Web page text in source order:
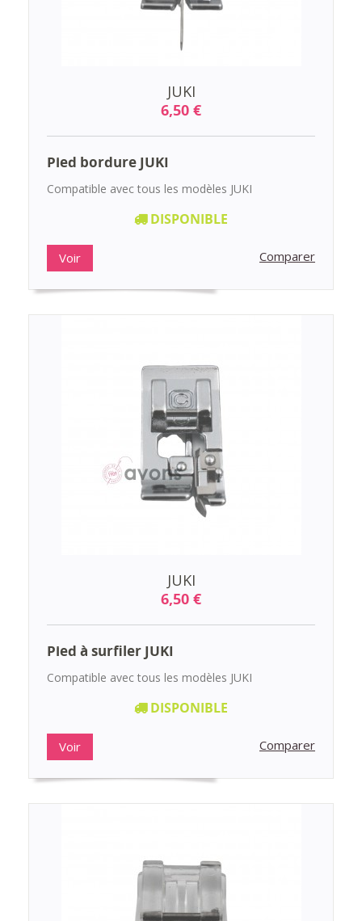
JUKI
6,50 €
Pied bordure JUKI
Compatible avec tous les modèles JUKI
DISPONIBLE
Voir Comparer
JUKI
6,50 €
Pied à surfiler JUKI
Compatible avec tous les modèles JUKI
DISPONIBLE
Voir Comparer